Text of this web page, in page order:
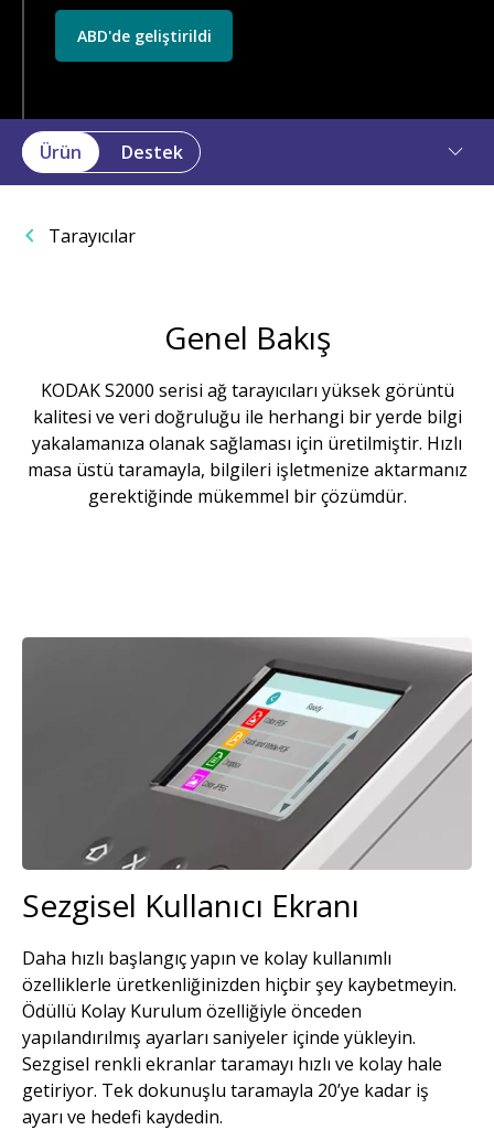
ABD'de geliştirildi
Ürün Destek
Tarayıcılar
Genel Bakış
KODAK S2000 serisi ağ tarayıcıları yüksek görüntü
kalitesi ve veri doğruluğu ile herhangi bir yerde bilgi
yakalamanıza olanak sağlaması için üretilmiştir. Hızlı
masa üstü taramayla, bilgileri işletmenize aktarmanız
gerektiğinde mükemmel bir çözümdür.
Resim
Sezgisel Kullanıcı Ekranı
Daha hızlı başlangıç yapın ve kolay kullanımlı
özelliklerle üretkenliğinizden hiçbir şey kaybetmeyin.
Ödüllü Kolay Kurulum özelliğiyle önceden
yapılandırılmış ayarları saniyeler içinde yükleyin.
Sezgisel renkli ekranlar taramayı hızlı ve kolay hale
getiriyor. Tek dokunuşlu taramayla 20’ye kadar iş
ayarı ve hedefi kaydedin.